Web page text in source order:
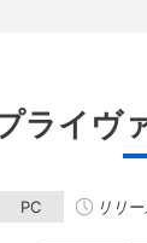
ライヴ
PC リリ